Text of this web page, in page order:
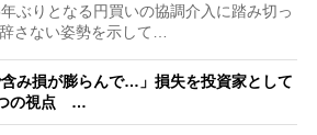
ぶりとなる円買いの協調介入に踏み切っ
さない姿勢を示して…
含み損が膨らんで…」損失を投資家として
つの視点 …